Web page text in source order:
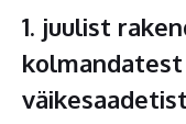
1. juulist